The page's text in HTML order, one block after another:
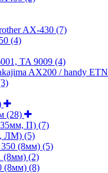
AX-430 (7)
(4)
TA 9009 (4)
AX200 / handy
(28)
П) (7)
ЛМ) (5)
350 (8мм) (5)
(8мм) (2)
(8мм) (8)